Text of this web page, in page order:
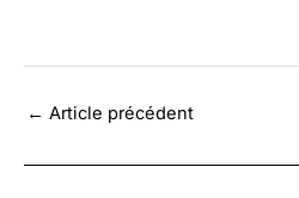
← Article précédent